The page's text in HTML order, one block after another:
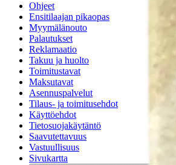
Ohjeet
Ensitilaajan pikaopas
Myymälänouto
Palautukset
Reklamaatio
Takuu ja huolto
Toimitustavat
Maksutavat
Asennuspalvelut
Tilaus- ja toimitusehdot
Käyttöehdot
Tietosuojakäytäntö
Saavutettavuus
Vastuullisuus
Sivukartta